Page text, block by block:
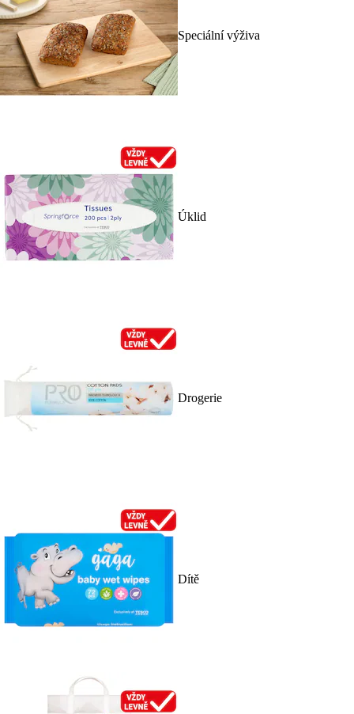
Speciální výživa
Úklid
Drogerie
Dítě